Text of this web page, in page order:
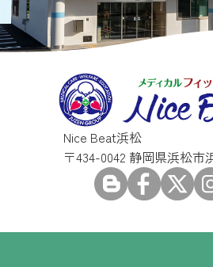
Nice Beat浜松
〒434-0042 静岡県浜松市